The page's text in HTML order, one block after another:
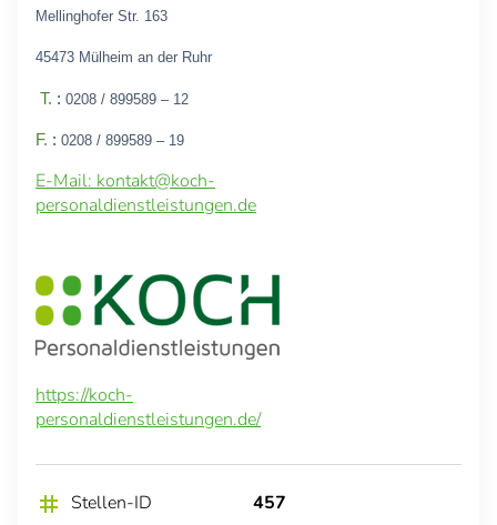
Mellinghofer Str. 163
45473 Mülheim an der Ruhr
T. : 0208 / 899589 – 12
F. : 0208 / 899589 – 19
E-Mail: kontakt@koch-
personaldienstleistungen.de
https://koch-
personaldienstleistungen.de/
tag Stellen-ID 457